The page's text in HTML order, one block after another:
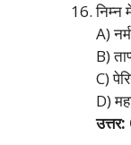
निम्न
A)
B)
C)
D)
उत्तर: